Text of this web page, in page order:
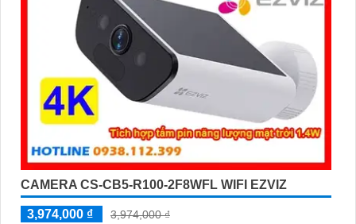
CAMERA CS-CB5-R100-2F8WFL WIFI EZVIZ
3,974,000 ₫
3,974,000 ₫